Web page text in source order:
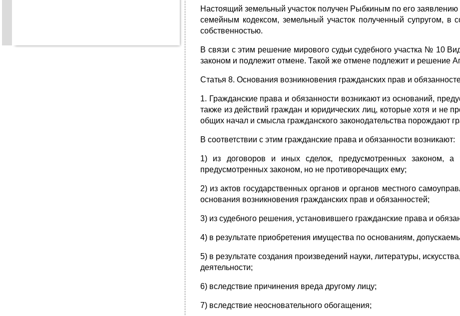
Настоящий земельный участок получен Рыбкиным по его
семейным кодексом, земельный участок полученный супругом, в
собственностью.
В связи с этим решение мирового судьи судебного участка № 10
законом и подлежит отмене. Такой же отмене подлежит и решение
Статья 8. Основания возникновения гражданских прав и
1. Гражданские права и обязанности возникают из оснований,
также из действий граждан и юридических лиц, которые хотя и не
общих начал и смысла гражданского законодательства порождают
В соответствии с этим гражданские права и обязанности возникают:
1) из договоров и иных сделок, предусмотренных законом,
предусмотренных законом, но не противоречащих ему;
2) из актов государственных органов и органов местного
основания возникновения гражданских прав и обязанностей;
3) из судебного решения, установившего гражданские права и
4) в результате приобретения имущества по основаниям,
5) в результате создания произведений науки, литературы,
деятельности;
6) вследствие причинения вреда другому лицу;
7) вследствие неосновательного обогащения;